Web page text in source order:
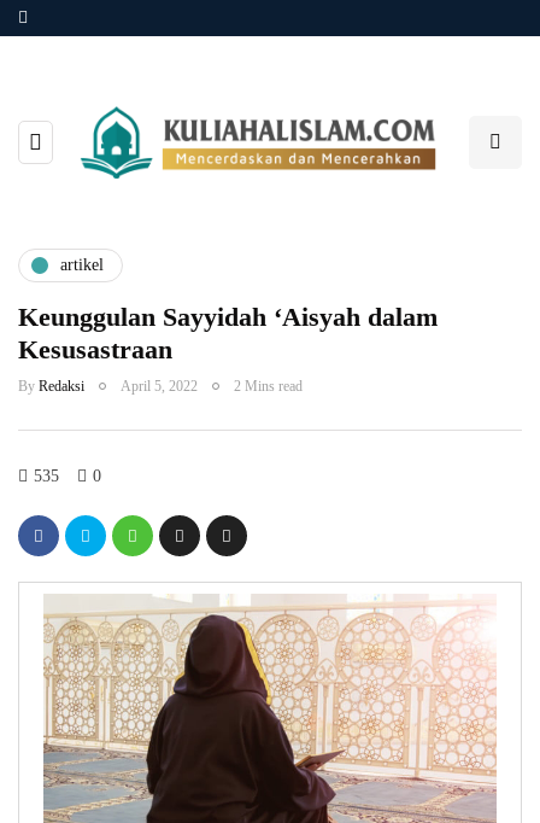
artikel
Keunggulan Sayyidah ‘Aisyah dalam
Kesusastraan
By Redaksi April 5, 2022 2 Mins read
535 0